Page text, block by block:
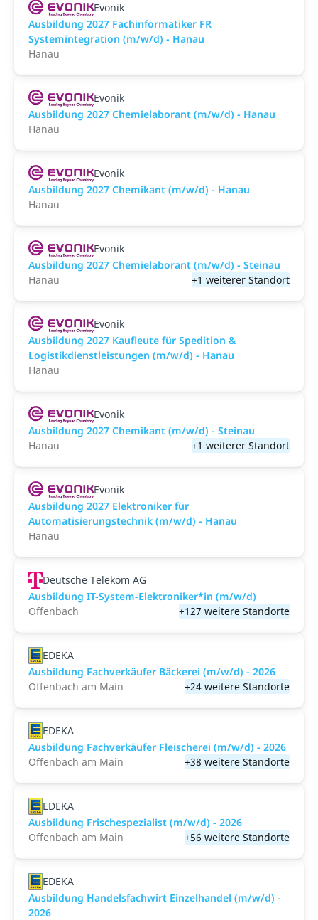
Evonik
Ausbildung 2027 Fachinformatiker FR
Systemintegration (m/w/d) - Hanau
Hanau
Evonik
Ausbildung 2027 Chemielaborant (m/w/d) - Hanau
Hanau
Evonik
Ausbildung 2027 Chemikant (m/w/d) - Hanau
Hanau
Evonik
Ausbildung 2027 Chemielaborant (m/w/d) - Steinau
Hanau
+1 weiterer Standort
Evonik
Ausbildung 2027 Kaufleute für Spedition &
Logistikdienstleistungen (m/w/d) - Hanau
Hanau
Evonik
Ausbildung 2027 Chemikant (m/w/d) - Steinau
Hanau
+1 weiterer Standort
Evonik
Ausbildung 2027 Elektroniker für
Automatisierungstechnik (m/w/d) - Hanau
Hanau
Deutsche Telekom AG
Ausbildung IT-System-Elektroniker*in (m/w/d)
Offenbach
+127 weitere Standorte
EDEKA
Ausbildung Fachverkäufer Bäckerei (m/w/d) - 2026
Offenbach am Main
+24 weitere Standorte
EDEKA
Ausbildung Fachverkäufer Fleischerei (m/w/d) - 2026
Offenbach am Main
+38 weitere Standorte
EDEKA
Ausbildung Frischespezialist (m/w/d) - 2026
Offenbach am Main
+56 weitere Standorte
EDEKA
Ausbildung Handelsfachwirt Einzelhandel (m/w/d) -
2026